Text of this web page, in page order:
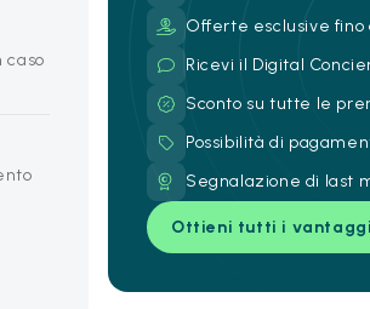
caso
Offerte esclusive fino
Ricevi il Digital
Sconto su tutte le
Possibilità di
Segnalazione di last
Ottieni tutti i